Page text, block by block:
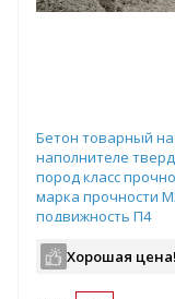
Бетон товарный на
наполнителе
пород класс
марка прочности
подвижность П4
Хорошая цена!